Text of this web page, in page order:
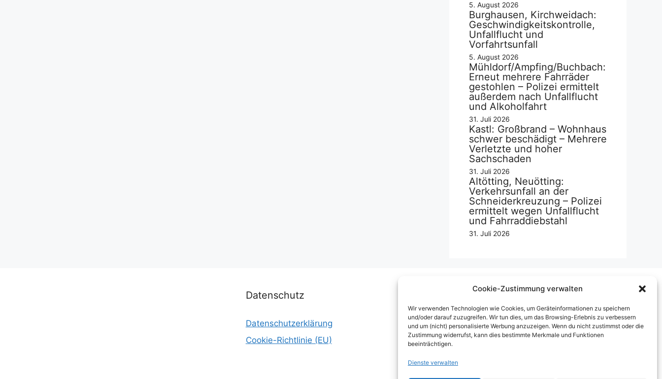
Cookie-Zustimmung verwalten
Wir verwenden Technologien wie Cookies, um Geräteinformationen zu speichern
und/oder darauf zuzugreifen. Wir tun dies, um das Browsing-Erlebnis zu verbessern
und um (nicht) personalisierte Werbung anzuzeigen. Wenn du nicht zustimmst oder die
Zustimmung widerrufst, kann dies bestimmte Merkmale und Funktionen
beeinträchtigen.
Dienste verwalten
5. August 2026
Burghausen, Kirchweidach:
Geschwindigkeitskontrolle,
Unfallflucht und
Vorfahrtsunfall
5. August 2026
Mühldorf/Ampfing/Buchbach:
Erneut mehrere Fahrräder
gestohlen – Polizei ermittelt
außerdem nach Unfallflucht
und Alkoholfahrt
31. Juli 2026
Kastl: Großbrand – Wohnhaus
schwer beschädigt – Mehrere
Verletzte und hoher
Sachschaden
31. Juli 2026
Altötting, Neuötting:
Verkehrsunfall an der
Schneiderkreuzung – Polizei
ermittelt wegen Unfallflucht
und Fahrraddiebstahl
31. Juli 2026
Datenschutz
Datenschutzerklärung
Cookie-Richtlinie (EU)
Über uns
Impressum
Werben auf inn-sider